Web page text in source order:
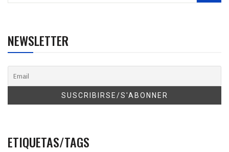
NEWSLETTER
ETIQUETAS/TAGS